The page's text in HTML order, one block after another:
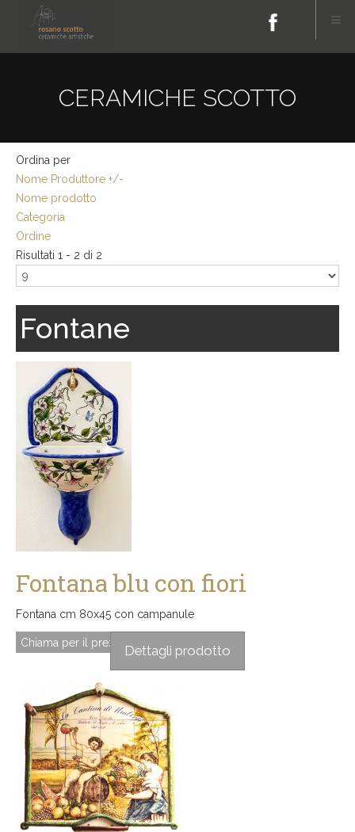
CERAMICHE SCOTTO
Ordina per
Nome Produttore +/-
Nome prodotto
Categoria
Ordine
Risultati 1 - 2 di 2
Fontane
Fontana blu con fiori
Fontana cm 80x45 con campanule
Chiama per il prezzo
Dettagli prodotto